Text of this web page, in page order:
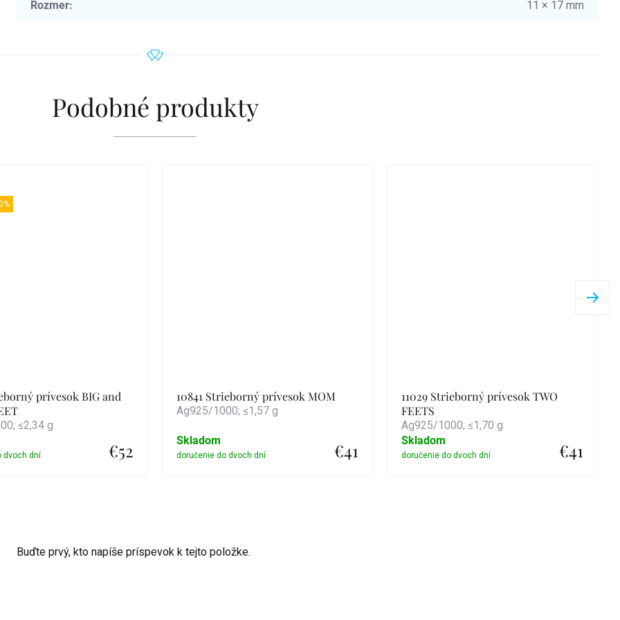
Rozmer: 11 × 17 mm
Podobné produkty
prívesok BIG and
≤2,34 g
€52
10841 Strieborný prívesok MOM
Ag925/1000; ≤1,57 g
€41
Skladom
11029 Strieborný prívesok TWO
FEETS
Ag925/1000; ≤1,70 g
€41
Skladom
Buďte prvý, kto napíše príspevok k tejto položke.